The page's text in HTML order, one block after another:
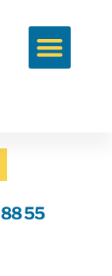
88 55